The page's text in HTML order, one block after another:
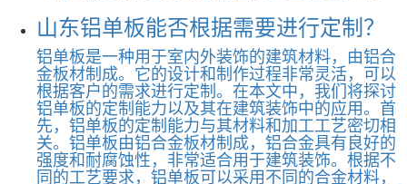
山东铝单板能否根据需要进行定制？
铝单板是一种用于室内外装饰的建筑材料，由铝合
金板材制成。它的设计和制作过程非常灵活，可以
根据客户的需求进行定制。在本文中，我们将探讨
铝单板的定制能力以及其在建筑装饰中的应用。首
先，铝单板的定制能力与其材料和加工工艺密切相
关。铝单板由铝合金板材制成，铝合金具有良好的
强度和耐腐蚀性，非常适合用于建筑装饰。根据不
同的工艺要求，铝单板可以采用不同的合金材料，